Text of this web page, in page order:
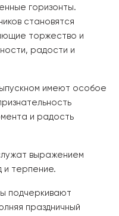
горизонты.
становятся
торжество и
радости и
имеют особое
и радость
выражением
и терпение.
подчеркивают
праздничный